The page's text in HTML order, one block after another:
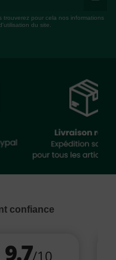
trouverez pour cela nos informations
du site.
confiance